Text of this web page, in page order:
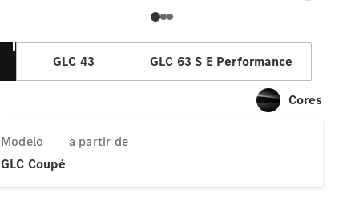
Todos os modelos
Modelos híbridos plug-in
Sedans
GLC 43 GLC 63 S E Performance
Cores
Modelo
GLC Coupé
a partir de